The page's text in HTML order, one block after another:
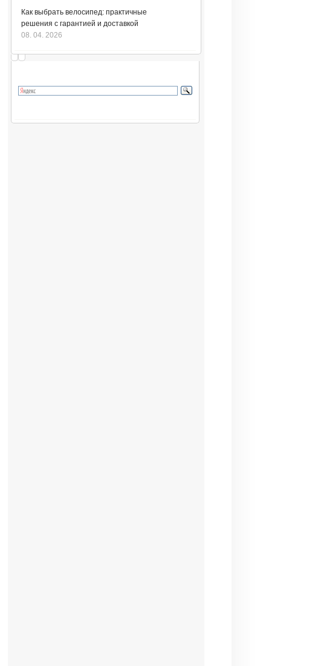
Как выбрать велосипед: практичные
решения с гарантией и доставкой
08. 04. 2026